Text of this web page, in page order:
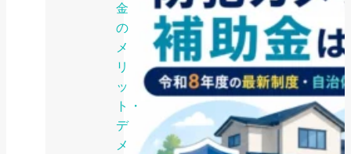
金
の
メ
リ
ッ
ト・
デ
メ